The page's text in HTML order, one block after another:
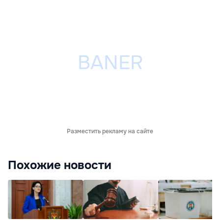
Разместить рекламу на сайте
Похожие новости